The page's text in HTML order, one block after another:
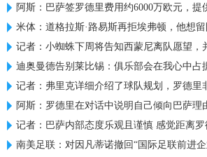
阿斯：巴萨签罗德里费用约6000万欧元，提
米体：道格拉斯·路易斯再拒埃弗顿，他想
记者：小蜘蛛下周将告知西蒙尼离队愿望，
迪奥曼德告别莱比锡：俱乐部会在我心中占
记者：弗里克详细介绍了球队规划，罗德里非
阿斯：罗德里在对话中说明自己倾向巴萨理由
记者：巴萨内部态度乐观且谨慎 感觉距离
南美足联：对因凡蒂诺撤回“国际足联前进